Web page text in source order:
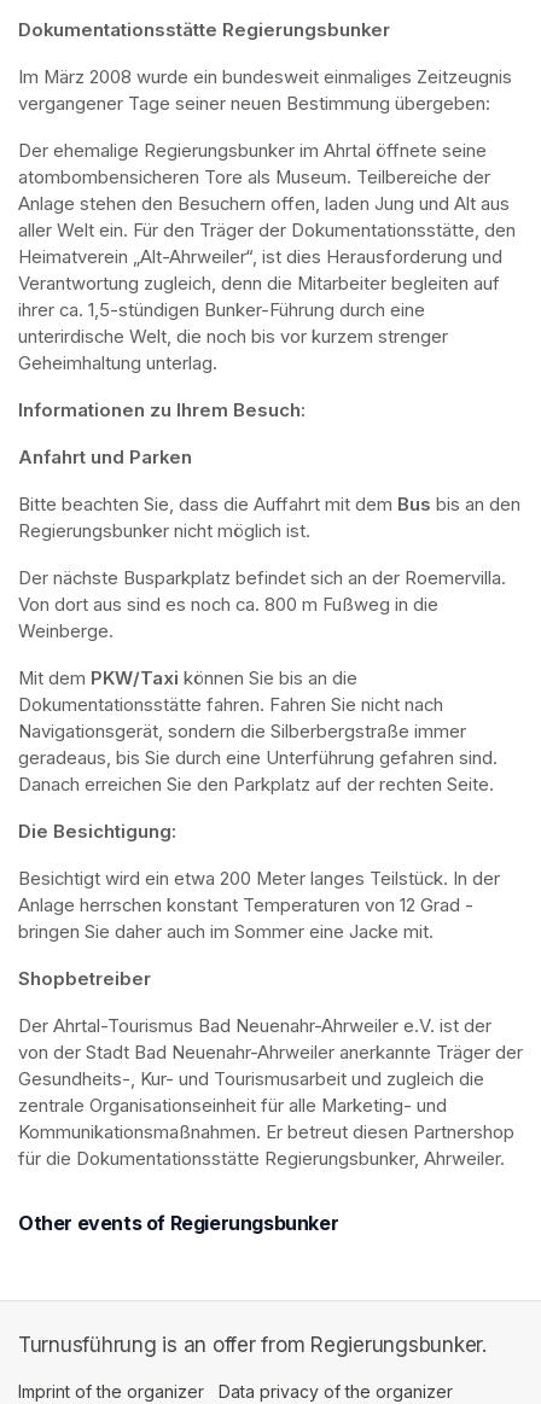
Dokumentationsstätte Regierungsbunker
Im März 2008 wurde ein bundesweit einmaliges Zeitzeugnis
vergangener Tage seiner neuen Bestimmung übergeben:
Der ehemalige Regierungsbunker im Ahrtal öffnete seine
atombombensicheren Tore als Museum. Teilbereiche der
Anlage stehen den Besuchern offen, laden Jung und Alt aus
aller Welt ein. Für den Träger der Dokumentationsstätte, den
Heimatverein „Alt-Ahrweiler“, ist dies Herausforderung und
Verantwortung zugleich, denn die Mitarbeiter begleiten auf
ihrer ca. 1,5-stündigen Bunker-Führung durch eine
unterirdische Welt, die noch bis vor kurzem strenger
Geheimhaltung unterlag.
Informationen zu Ihrem Besuch:
Anfahrt und Parken
Bitte beachten Sie, dass die Auffahrt mit dem Bus bis an den
Regierungsbunker nicht möglich ist.
Der nächste Busparkplatz befindet sich an der Roemervilla.
Von dort aus sind es noch ca. 800 m Fußweg in die
Weinberge.
Mit dem PKW/Taxi können Sie bis an die
Dokumentationsstätte fahren. Fahren Sie nicht nach
Navigationsgerät, sondern die Silberbergstraße immer
geradeaus, bis Sie durch eine Unterführung gefahren sind.
Danach erreichen Sie den Parkplatz auf der rechten Seite.
Die Besichtigung:
Besichtigt wird ein etwa 200 Meter langes Teilstück. In der
Anlage herrschen konstant Temperaturen von 12 Grad -
bringen Sie daher auch im Sommer eine Jacke mit.
Shopbetreiber
Der Ahrtal-Tourismus Bad Neuenahr-Ahrweiler e.V. ist der
von der Stadt Bad Neuenahr-Ahrweiler anerkannte Träger der
Gesundheits-, Kur- und Tourismusarbeit und zugleich die
zentrale Organisationseinheit für alle Marketing- und
Kommunikationsmaßnahmen. Er betreut diesen Partnershop
für die Dokumentationsstätte Regierungsbunker, Ahrweiler.
Other events of Regierungsbunker
Turnusführung is an offer from Regierungsbunker.
Imprint of the organizer (opens in a new tab)
Data privacy of the organizer